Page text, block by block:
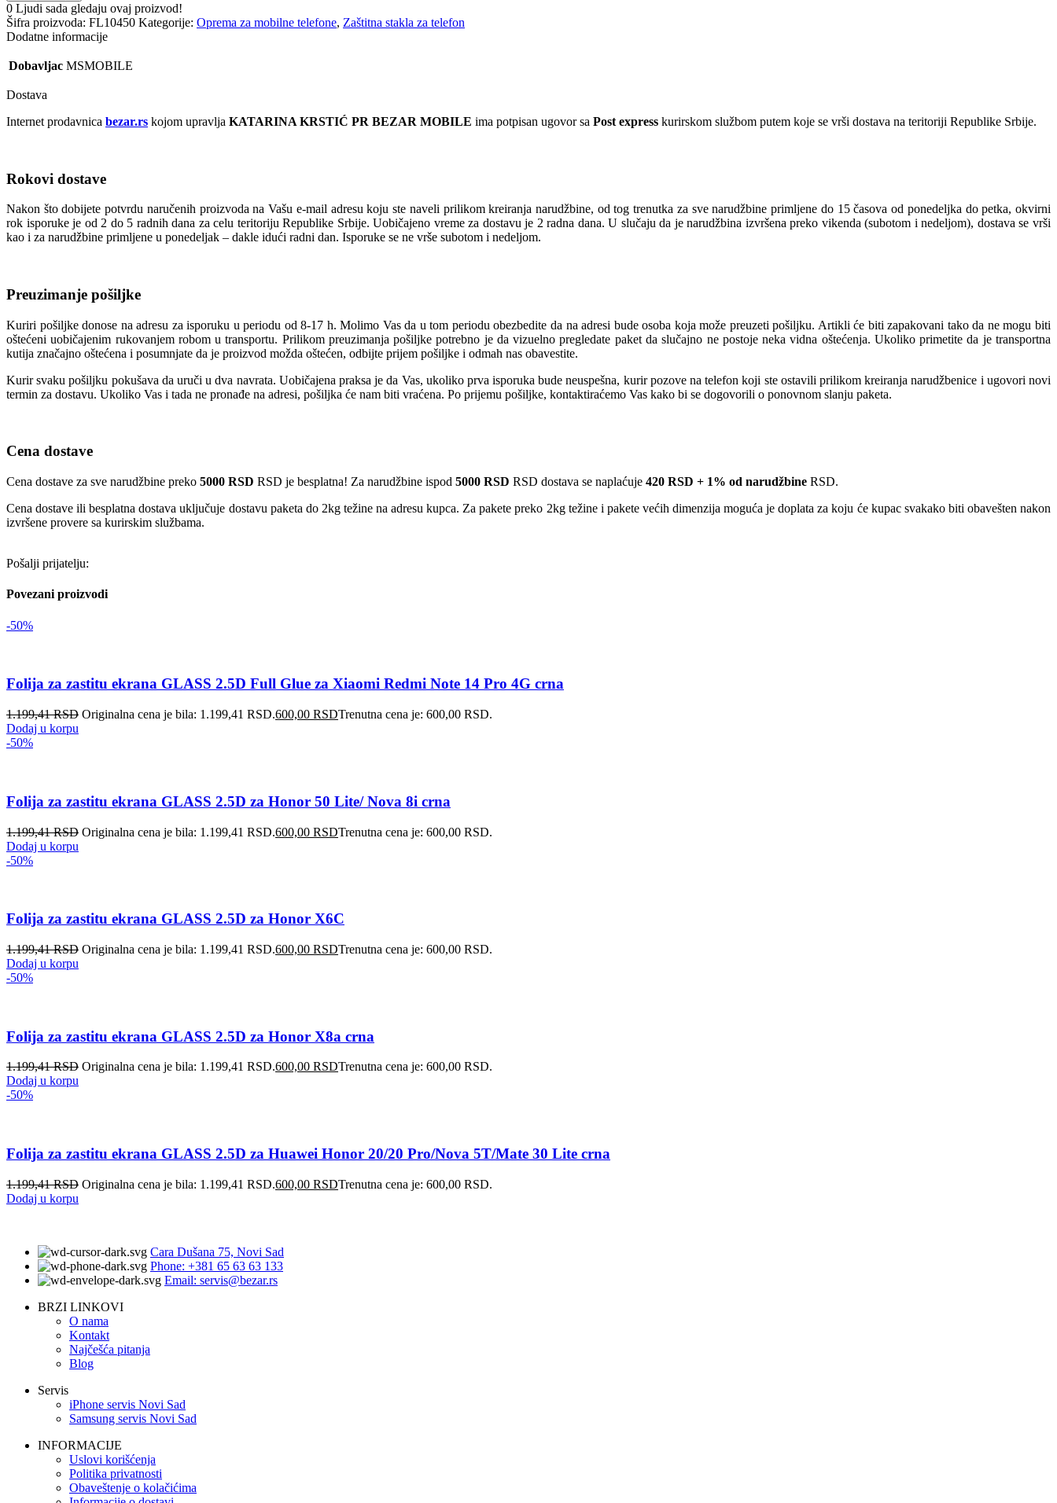
0 Ljudi sada gledaju ovaj proizvod!
Šifra proizvoda: FL10450 Kategorije: Oprema za mobilne telefone, Zaštitna stakla za telefon
Dodatne informacije
Dobavljac MSMOBILE
Dostava
Internet prodavnica bezar.rs kojom upravlja KATARINA KRSTIĆ PR BEZAR MOBILE ima potpisan ugovor sa Post express kurirskom službom putem koje se vrši dostava na teritoriji Republike Srbije.
Rokovi dostave
Nakon što dobijete potvrdu naručenih proizvoda na Vašu e-mail adresu koju ste naveli prilikom kreiranja narudžbine, od tog trenutka za sve narudžbine primljene do 15 časova od ponedeljka do petka, okvirni
rok isporuke je od 2 do 5 radnih dana za celu teritoriju Republike Srbije. Uobičajeno vreme za dostavu je 2 radna dana. U slučaju da je narudžbina izvršena preko vikenda (subotom i nedeljom), dostava se vrši
kao i za narudžbine primljene u ponedeljak – dakle idući radni dan. Isporuke se ne vrše subotom i nedeljom.
Preuzimanje pošiljke
Kuriri pošiljke donose na adresu za isporuku u periodu od 8-17 h. Molimo Vas da u tom periodu obezbedite da na adresi bude osoba koja može preuzeti pošiljku. Artikli će biti zapakovani tako da ne mogu biti
oštećeni uobičajenim rukovanjem robom u transportu. Prilikom preuzimanja pošiljke potrebno je da vizuelno pregledate paket da slučajno ne postoje neka vidna oštećenja. Ukoliko primetite da je transportna
kutija značajno oštećena i posumnjate da je proizvod možda oštećen, odbijte prijem pošiljke i odmah nas obavestite.
Kurir svaku pošiljku pokušava da uruči u dva navrata. Uobičajena praksa je da Vas, ukoliko prva isporuka bude neuspešna, kurir pozove na telefon koji ste ostavili prilikom kreiranja narudžbenice i ugovori novi
termin za dostavu. Ukoliko Vas i tada ne pronađe na adresi, pošiljka će nam biti vraćena. Po prijemu pošiljke, kontaktiraćemo Vas kako bi se dogovorili o ponovnom slanju paketa.
Cena dostave
Cena dostave za sve narudžbine preko 5000 RSD RSD je besplatna! Za narudžbine ispod 5000 RSD RSD dostava se naplaćuje 420 RSD + 1% od narudžbine RSD.
Cena dostave ili besplatna dostava uključuje dostavu paketa do 2kg težine na adresu kupca. Za pakete preko 2kg težine i pakete većih dimenzija moguća je doplata za koju će kupac svakako biti obavešten nakon
izvršene provere sa kurirskim službama.
Pošalji prijatelju:
Povezani proizvodi
-50%
Folija za zastitu ekrana GLASS 2.5D Full Glue za Xiaomi Redmi Note 14 Pro 4G crna
1.199,41RSD Originalna cena je bila: 1.199,41 RSD.600,00 RSDTrenutna cena je: 600,00 RSD.
Dodaj u korpu
-50%
Folija za zastitu ekrana GLASS 2.5D za Honor 50 Lite/ Nova 8i crna
1.199,41RSD Originalna cena je bila: 1.199,41 RSD.600,00 RSDTrenutna cena je: 600,00 RSD.
Dodaj u korpu
-50%
Folija za zastitu ekrana GLASS 2.5D za Honor X6C
1.199,41RSD Originalna cena je bila: 1.199,41 RSD.600,00 RSDTrenutna cena je: 600,00 RSD.
Dodaj u korpu
-50%
Folija za zastitu ekrana GLASS 2.5D za Honor X8a crna
1.199,41RSD Originalna cena je bila: 1.199,41 RSD.600,00 RSDTrenutna cena je: 600,00 RSD.
Dodaj u korpu
-50%
Folija za zastitu ekrana GLASS 2.5D za Huawei Honor 20/20 Pro/Nova 5T/Mate 30 Lite crna
1.199,41RSD Originalna cena je bila: 1.199,41 RSD.600,00 RSDTrenutna cena je: 600,00 RSD.
Dodaj u korpu
Cara Dušana 75, Novi Sad
Phone: +381 65 63 63 133
Email: servis@bezar.rs
BRZI LINKOVI
O nama
Kontakt
Najčešća pitanja
Blog
Servis
iPhone servis Novi Sad
Samsung servis Novi Sad
INFORMACIJE
Uslovi korišćenja
Politika privatnosti
Obaveštenje o kolačićima